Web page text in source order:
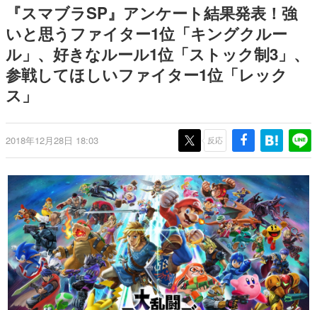
きます。
赫本
この物語を解いてはいけない。『赫本』は、〈試験問題〉
の形をした短編ホラー小説集です。
ゲーム世代の作家たち
ゲームに多大な影響を受けた作家さんに取材し、ゲームが
画です。
日本モバイルゲーム産業史
日本のモバイルゲーム史における主要なトピック・タイト
ルを網羅するほか、開発者へのインタビューや識者による
解説を掲載。約20年の歴史が一望できる決定版！
若ゲのいたり〜ゲームクリエイターの青春〜
『うつヌケ』『ペンと箸』等で知られるマンガ家・田中圭
一先生によるゲーム業界レポートマンガです。
『スマブラSP』アンケート結果発表！強
いと思うファイター1位「キングクルー
ル」、好きなルール1位「ストック制3」、
参戦してほしいファイター1位「レック
ス」
2018年12月28日 18:03 反応